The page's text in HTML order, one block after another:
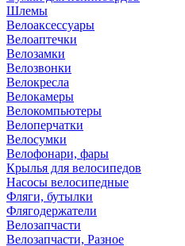
Шлемы
Велоаксессуары
Велоаптечки
Велозамки
Велозвонки
Велокресла
Велокамеры
Велокомпьютеры
Велоперчатки
Велосумки
Велофонари, фары
Крылья для велосипедов
Насосы велосипедные
Фляги, бутылки
Флягодержатели
Велозапчасти
Велозапчасти, Разное